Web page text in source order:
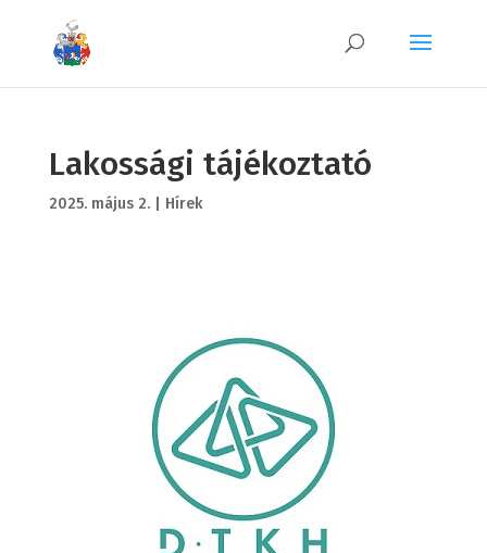
Lakossági tájékoztató
2025. május 2.| Hírek